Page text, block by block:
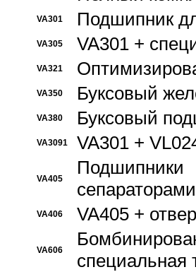
VA301 Подшипник
VA305 VA301 +
VA321
VA350 Буксовый
VA380 Буксовый
VA3091 VA301 +
VA405
сепараторами
VA406 VA405 +
VA606
специальная